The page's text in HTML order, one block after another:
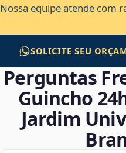
Nossa equipe atende com
SOLICITE SEU
Perguntas
Guincho
Jardim